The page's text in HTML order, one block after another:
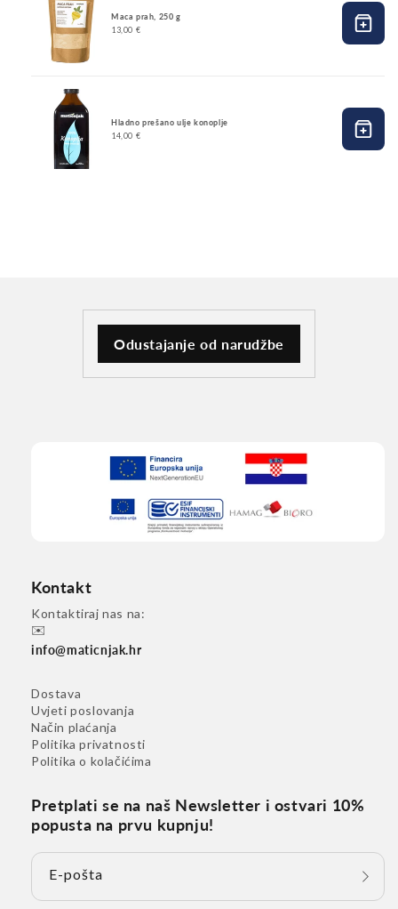
Maca prah, 250 g
13,00 €
Hladno prešano ulje konoplje
14,00 €
Odustajanje od narudžbe
Kontakt
Kontaktiraj nas na:
✉️
info@maticnjak.hr
Dostava
Uvjeti poslovanja
Način plaćanja
Politika privatnosti
Politika o kolačićima
Pretplati se na naš Newsletter i ostvari 10%
popusta na prvu kupnju!
E-pošta